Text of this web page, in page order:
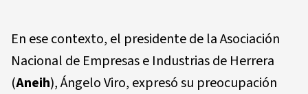
En ese contexto, el presidente de la Asociación
Nacional de Empresas e Industrias de Herrera
(Aneih), Ángelo Viro, expresó su preocupación